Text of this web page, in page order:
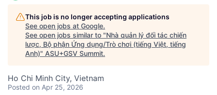
This job is no longer accepting applications
See open jobs at Google.
See open jobs similar to "Nhà quản lý đối tác chiến
lược, Bộ phận Ứng dụng/Trò chơi (tiếng Việt, tiếng
Anh)" ASU+GSV Summit.
Ho Chi Minh City, Vietnam
Posted on Apr 25, 2026